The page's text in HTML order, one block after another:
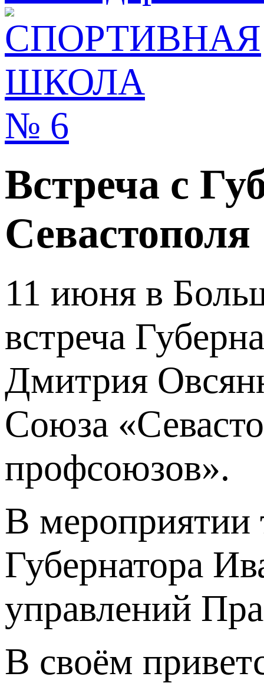
Встреча с
Севастополя
11 июня в
встреча
Дмитрия
Союза
профсоюзов».
В мероприятии
Губернатора
управлений
В своём